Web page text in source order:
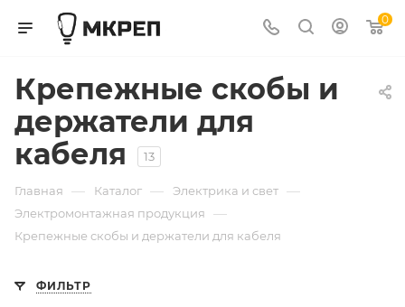
0
Крепежные скобы и
держатели для
кабеля
13
Главная — Каталог — Электрика и свет —
Электромонтажная продукция —
Крепежные скобы и держатели для кабеля
ФИЛЬТР